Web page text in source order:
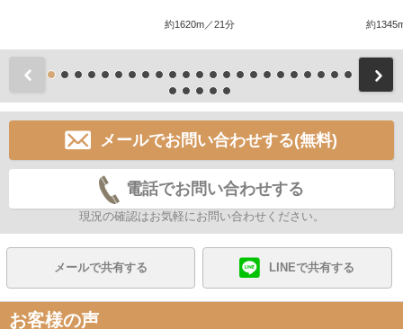
約1620m／21分 約
前
メールでお問い合わせする(無料)
電話でお問い合わせする
現況の確認はお気軽にお問い合わせください。
メールで共有する LINEで共有する
お客様の声